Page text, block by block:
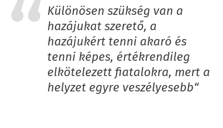
Különösen szükség van a
hazájukat szerető, a
hazájukért tenni akaró és
tenni képes, értékrendileg
elkötelezett fiatalokra, mert a
helyzet egyre veszélyesebb“